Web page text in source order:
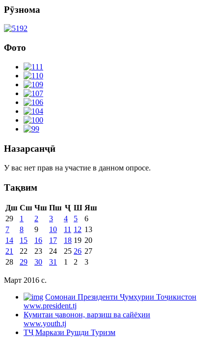
Рӯзнома
Фото
Назарсанҷӣ
У вас нет прав на участие в данном опросе.
Тақвим
Дш Сш Чш Пш Ҷ Ш Яш
29
1 2 3 4 5
6
7
8 9 10 11 12 13
14
15 16 17 18 19 20
21
22 23 24 25 26 27
28
29 30 31 1 2 3
Март 2016 c.
Cомонаи Президенти Ҷумҳурии Тоҷикистон
www.president.tj
Кумитаи ҷавонон, варзиш ва сайёҳии
www.youth.tj
ТҶ Маркази Рушди Туризм